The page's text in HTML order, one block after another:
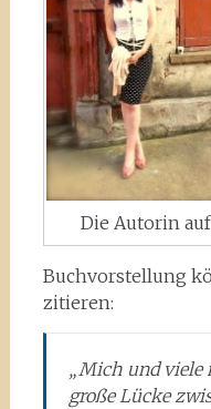
Die Autorin
Buchvorstellung
zitieren:
„Mich und viele
große Lücke